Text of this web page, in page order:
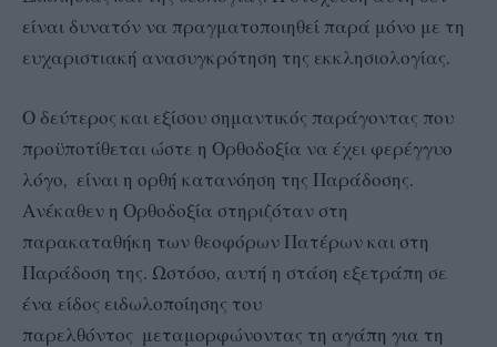
είναι δυνατόν να πραγματοποιηθεί παρά μόνο με τη
ευχαριστιακή ανασυγκρότηση της εκκλησιολογίας.
Ο δεύτερος και εξίσου σημαντικός παράγοντας που
προϋποτίθεται ώστε η Ορθοδοξία να έχει φερέγγυο
λόγο, είναι η ορθή κατανόηση της Παράδοσης.
Ανέκαθεν η Ορθοδοξία στηριζόταν στη
παρακαταθήκη των θεοφόρων Πατέρων και στη
Παράδοση της. Ωστόσο, αυτή η στάση εξετράπη σε
ένα είδος ειδωλοποίησης του
παρελθόντος μεταμορφώνοντας τη αγάπη για τη